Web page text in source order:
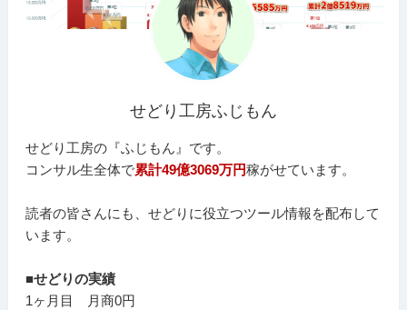
せどり工房ふじもん
せどり工房の『ふじもん』です。
コンサル生全体で累計49億3069万円稼がせています。
読者の皆さんにも、せどりに役立つツール情報を配布して
います。
■せどりの実績
1ヶ月目 月商0円